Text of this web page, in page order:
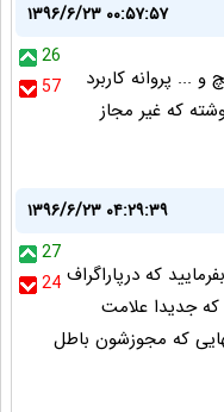
۱۳۹۶/۶/۲۳ ۰۰:۵۷:۵۷
26
57
... پروانه کاربرد
که غیر مجاز
۱۳۹۶/۶/۲۳ ۰۴:۲۹:۳۹
27
24 که درپاراگراف
جدیدا علامت
که مجوزشون باطل